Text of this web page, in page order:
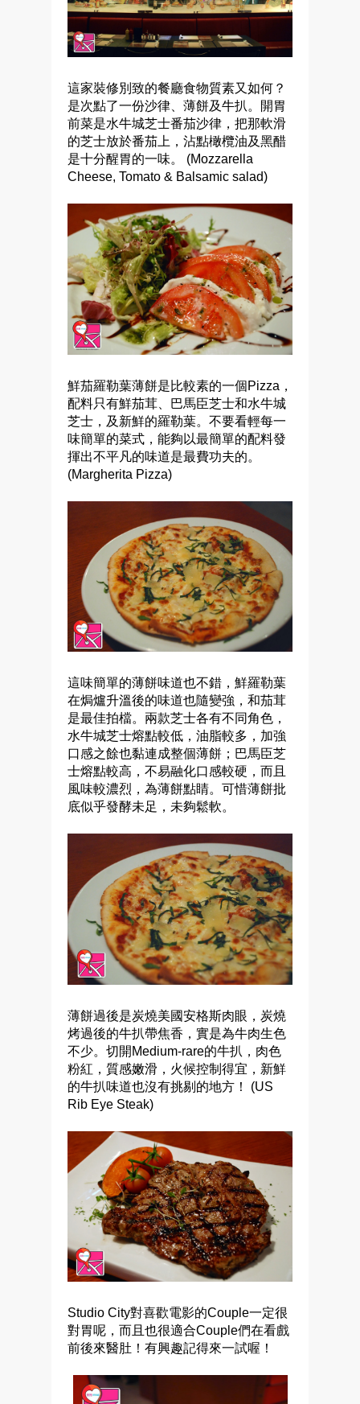
這家裝修別致的餐廳食物質素又如何？
是次點了一份沙律、薄餅及牛扒。開胃
前菜是水牛城芝士番茄沙律，把那軟滑
的芝士放於番茄上，沾點橄欖油及黑醋
是十分醒胃的一味。 (Mozzarella
Cheese, Tomato & Balsamic salad)
鮮茄羅勒葉薄餅是比較素的一個Pizza，
配料只有鮮茄茸、巴馬臣芝士和水牛城
芝士，及新鮮的羅勒葉。不要看輕每一
味簡單的菜式，能夠以最簡單的配料發
揮出不平凡的味道是最費功夫的。
(Margherita Pizza)
這味簡單的薄餅味道也不錯，鮮羅勒葉
在焗爐升溫後的味道也隨變強，和茄茸
是最佳拍檔。兩款芝士各有不同角色，
水牛城芝士熔點較低，油脂較多，加強
口感之餘也黏連成整個薄餅；巴馬臣芝
士熔點較高，不易融化口感較硬，而且
風味較濃烈，為薄餅點睛。可惜薄餅批
底似乎發酵未足，未夠鬆軟。
薄餅過後是炭燒美國安格斯肉眼，炭燒
烤過後的牛扒帶焦香，實是為牛肉生色
不少。切開Medium-rare的牛扒，肉色
粉紅，質感嫩滑，火候控制得宜，新鮮
的牛扒味道也沒有挑剔的地方！ (US
Rib Eye Steak)
Studio City對喜歡電影的Couple一定很
對胃呢，而且也很適合Couple們在看戲
前後來醫肚！有興趣記得來一試喔！